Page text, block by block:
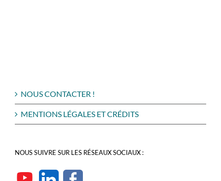
NOUS CONTACTER !
MENTIONS LÉGALES ET CRÉDITS
NOUS SUIVRE SUR LES RÉSEAUX SOCIAUX :